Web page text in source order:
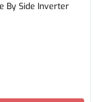
By Side Inverter